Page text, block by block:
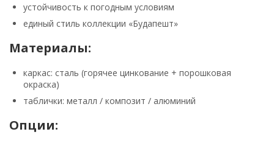
устойчивость к погодным условиям
единый стиль коллекции «Будапешт»
Материалы:
каркас: сталь (горячее цинкование + порошковая
окраска)
таблички: металл / композит / алюминий
Опции: